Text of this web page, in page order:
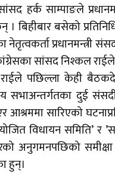
हर्क साम्पाङले
बिहीबार बसेको
प्रधानमन्त्री
सांसद निश्कल
राईले पछिल्ला केही
सभाअन्तर्गतका दुई
आश्रममा सारिएको
विधायन समिति’ र
अनुगमनपछिको
हुन्।